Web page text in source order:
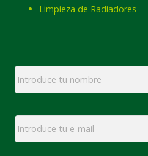
Limpieza de Radiadores
Nombre *
Email *